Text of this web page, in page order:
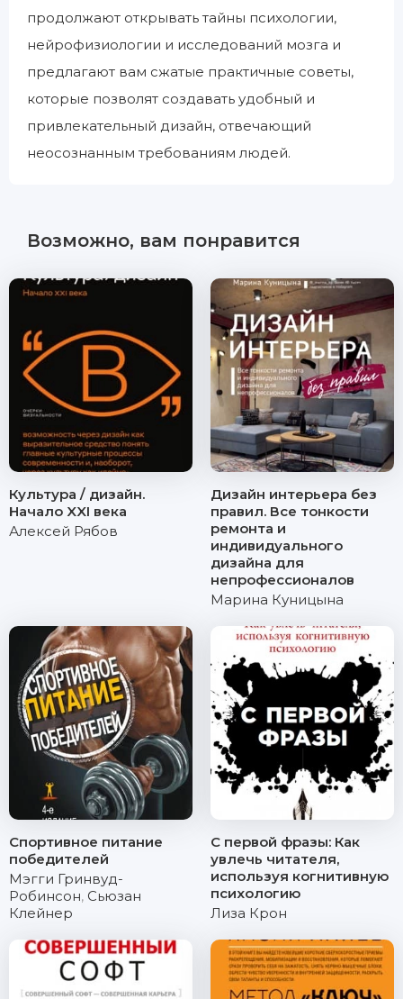
продолжают открывать тайны психологии,
нейрофизиологии и исследований мозга и
предлагают вам сжатые практичные советы,
которые позволят создавать удобный и
привлекательный дизайн, отвечающий
неосознанным требованиям людей.
Возможно, вам понравится
Культура / дизайн.
Начало XXI века
Алексей Рябов
Дизайн интерьера без
правил. Все тонкости
ремонта и
индивидуального
дизайна для
непрофессионалов
Марина Куницына
Спортивное питание
победителей
Мэгги Гринвуд-
Робинсон, Сьюзан
Клейнер
С первой фразы: Как
увлечь читателя,
используя когнитивную
психологию
Лиза Крон